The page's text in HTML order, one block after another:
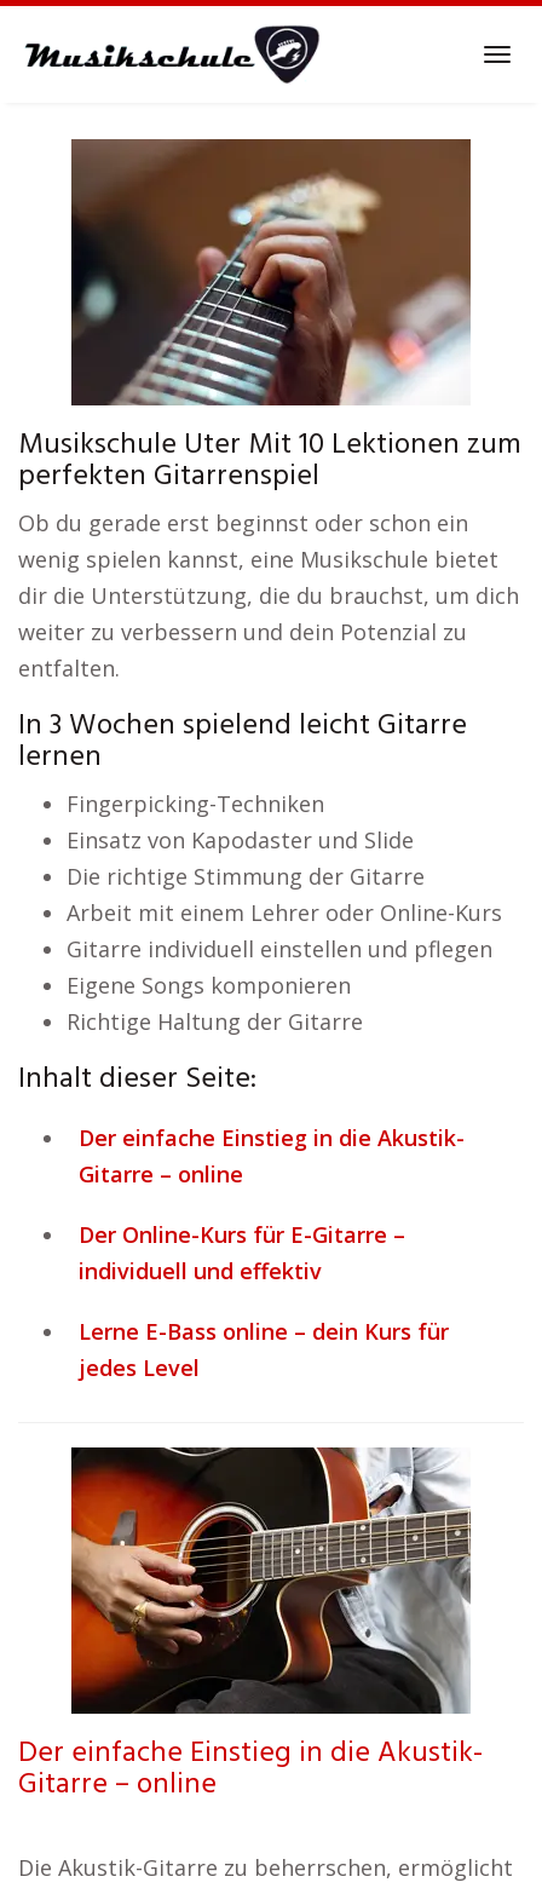
Musikschule Uter Mit 10 Lektionen zum
perfekten Gitarrenspiel
Ob du gerade erst beginnst oder schon ein
wenig spielen kannst, eine Musikschule bietet
dir die Unterstützung, die du brauchst, um dich
weiter zu verbessern und dein Potenzial zu
entfalten.
In 3 Wochen spielend leicht Gitarre
lernen
Fingerpicking-Techniken
Einsatz von Kapodaster und Slide
Die richtige Stimmung der Gitarre
Arbeit mit einem Lehrer oder Online-Kurs
Gitarre individuell einstellen und pflegen
Eigene Songs komponieren
Richtige Haltung der Gitarre
Inhalt dieser Seite:
Der einfache Einstieg in die Akustik-
Gitarre – online
Der Online-Kurs für E-Gitarre –
individuell und effektiv
Lerne E-Bass online – dein Kurs für
jedes Level
Der einfache Einstieg in die Akustik-
Gitarre – online
Die Akustik-Gitarre zu beherrschen, ermöglicht